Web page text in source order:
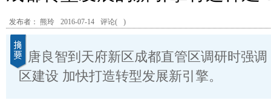
发布者： 熊玲 2016-07-14 评论( )
唐良智到天府新区成都直管区调研时强
区建设 加快打造转型发展新引擎。